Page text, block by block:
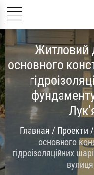
Житловий
основного
Главная / Проекти /
основного
гідроізоляційних